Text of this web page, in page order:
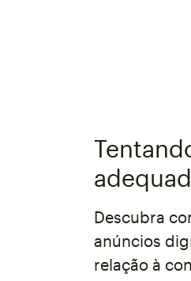
Descubra
anúncios
relação à